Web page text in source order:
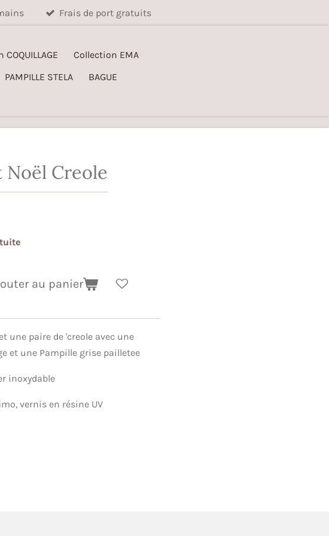
Frais de port gratuits
Collection EMA
PAMPILLE STELA
BAGUE
Creole
au panier
une paire de 'creole avec une
et une Pampille grise pailletee
inoxydable
vernis en résine UV